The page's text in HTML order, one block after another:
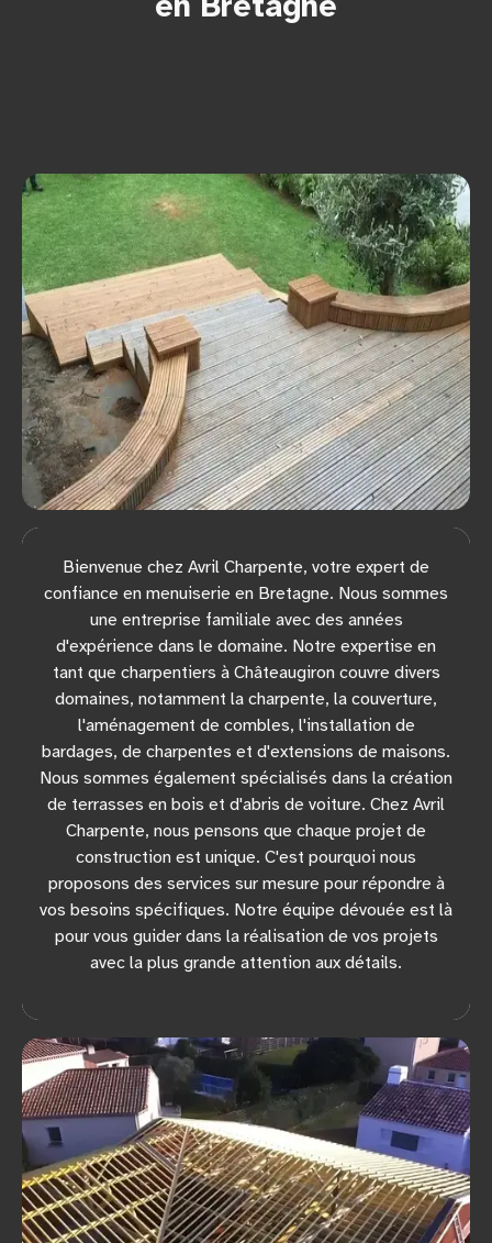
Bienvenue chez Avril Charpente, votre expert de
confiance en menuiserie en Bretagne. Nous sommes
une entreprise familiale avec des années
d'expérience dans le domaine. Notre expertise en
tant que charpentiers à Châteaugiron couvre divers
domaines, notamment la charpente, la couverture,
l'aménagement de combles, l'installation de
bardages, de charpentes et d'extensions de maisons.
Nous sommes également spécialisés dans la création
de terrasses en bois et d'abris de voiture. Chez Avril
Charpente, nous pensons que chaque projet de
construction est unique. C'est pourquoi nous
proposons des services sur mesure pour répondre à
vos besoins spécifiques. Notre équipe dévouée est là
pour vous guider dans la réalisation de vos projets
avec la plus grande attention aux détails.